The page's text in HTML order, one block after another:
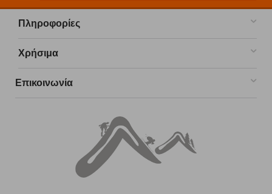
Πληροφορίες
Χρήσιμα
Επικοινωνία